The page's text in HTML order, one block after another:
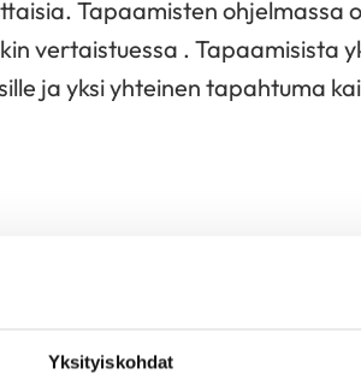
Yksityiskohdat
Tapaamisten ohjelmassa
vertaistuessa . Tapaamisista
ja yksi yhteinen tapahtuma